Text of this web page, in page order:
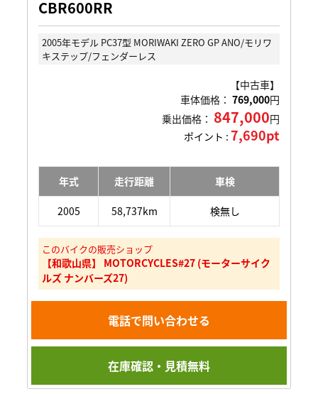
CBR600RR
2005年モデル PC37型 MORIWAKI ZERO GP ANO/モリワ
キステップ/フェンダーレス
【中古車】
車体価格： 769,000円
乗出価格： 847,000円
ポイント : 7,690pt
年式 走行距離 車検
2005 58,737km 検無し
このバイクの販売ショップ
【和歌山県】 MOTORCYCLES#27 (モーターサイク
ルズ ナンバーズ27)
電話で問い合わせる
在庫確認・見積無料